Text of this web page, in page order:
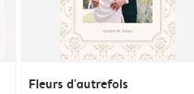
Fleurs d'autrefois